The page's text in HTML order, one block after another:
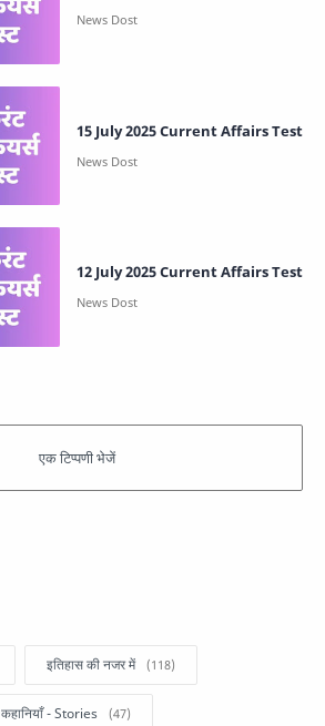
15 July 2025 Current Affairs Test
12 July 2025 Current Affairs Test
इतिहास की नजर में
कहानियाँ - Stories